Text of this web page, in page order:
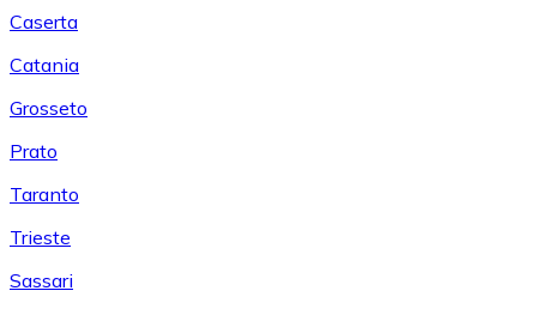
Caserta
Catania
Grosseto
Prato
Taranto
Trieste
Sassari